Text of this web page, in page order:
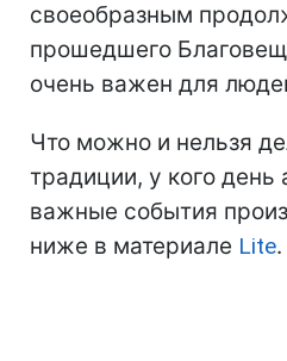
своеобразным
прошедшего
очень важен для
Что можно и нельзя
традиции, у кого день
важные события
ниже в материале Lite.